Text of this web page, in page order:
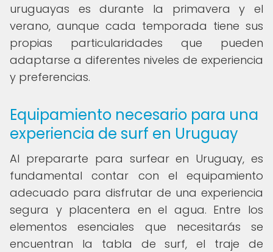
uruguayas es durante la primavera y el
verano, aunque cada temporada tiene sus
propias particularidades que pueden
adaptarse a diferentes niveles de experiencia
y preferencias.
Equipamiento necesario para una
experiencia de surf en Uruguay
Al prepararte para surfear en Uruguay, es
fundamental contar con el equipamiento
adecuado para disfrutar de una experiencia
segura y placentera en el agua. Entre los
elementos esenciales que necesitarás se
encuentran la tabla de surf, el traje de